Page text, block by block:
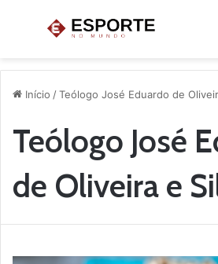
Menu
Início /Teólogo José Eduardo de
Teólogo José
de Oliveira e